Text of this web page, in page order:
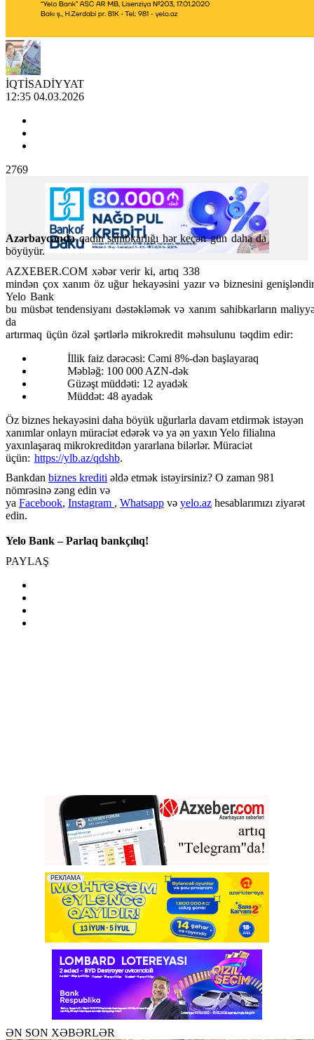
İQTİSADİYYAT
12:35 04.03.2026
2769
Azərbaycanda qadın sahibkarlığı hər keçən gün dahada
böyüyür.
AZXEBER.COM xəbər verir ki, artıq 338
mindən çox xanım öz uğur hekayəsini yazır və biznesini
Yelo Bank
bu müsbət tendensiyanı dəstəkləmək və xanım sahibkarların
da
artırmaq üçün özəl şərtlərlə mikrokredit məhsulunu təqdim edir:
İllik faiz dərəcəsi: Cəmi 8%-dən başlayaraq
Məbləğ: 100 000 AZN-dək
Güzəşt müddəti: 12 ayadək
Müddət: 48 ayadək
Öz biznes hekayəsini daha böyük uğurlarla davam etdirmək istəyən
xanımlar onlayn müraciət edərək və ya ən yaxın Yelo filialına
yaxınlaşaraq mikrokreditdən yararlana bilərlər. Müraciət
üçün: https://ylb.az/qdshb.
Bankdan biznes krediti əldə etmək istəyirsiniz? O zaman 981
nömrəsinə zəng edin və
ya Facebook, Instagram , Whatsapp və yelo.az hesablarımızı ziyarət
edin.
Yelo Bank – Parlaq bankçılıq!
PAYLAŞ
ƏN SON XƏBƏRLƏR